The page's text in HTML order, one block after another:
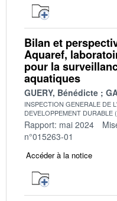
Bilan et
Aquaref,
pour la
aquatiques
GUERY, Bénédicte
INSPECTION GENERALE DE
DEVELOPPEMENT DURABLE
Rapport: mai 2024
n°015263-01
Accéder à la notice